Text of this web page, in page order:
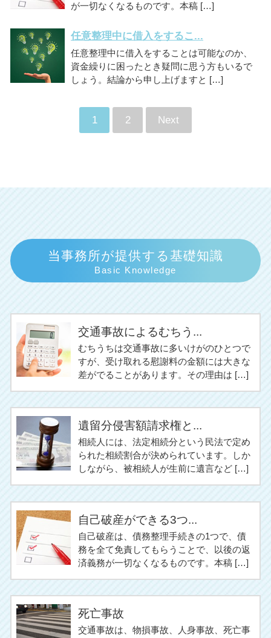
が一切なくなるものです。本稿 […]
任意整理中に借入をするこ...
任意整理中に借入をすることは可能なのか、
資金繰りに困ったとき疑問に思う方もいるで
しょう。結論から申し上げますと […]
1 2 Next
当事務所が提供する基礎知識
Basic Knowledge
交通事故によるむちう...
むちうちは交通事故に多いけがのひとつで
すが、受け取れる慰謝料の金額には大きな
差がでることがあります。その理由は […]
遺留分侵害額請求権と...
相続人には、法定相続分という民法で定め
られた相続割合が決められています。しか
しながら、被相続人が生前に遺言など […]
自己破産ができる3つ...
自己破産は、債務整理手続きの1つで、債
務を全て免責してもらうことで、以後の返
済義務が一切なくなるものです。本稿 […]
死亡事故
交通事故は、物損事故、人身事故、死亡事